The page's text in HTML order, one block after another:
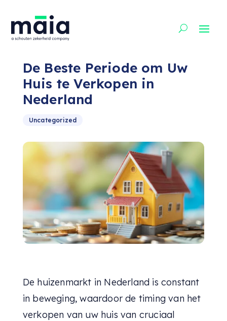
De Beste Periode om Uw
Huis te Verkopen in
Nederland
Uncategorized
De huizenmarkt in Nederland is constant
in beweging, waardoor de timing van het
verkopen van uw huis van cruciaal